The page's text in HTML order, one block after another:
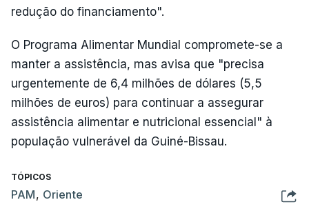
redução do financiamento".
O Programa Alimentar Mundial compromete-se a
manter a assistência, mas avisa que "precisa
urgentemente de 6,4 milhões de dólares (5,5
milhões de euros) para continuar a assegurar
assistência alimentar e nutricional essencial" à
população vulnerável da Guiné-Bissau.
TÓPICOS
PAM, Oriente